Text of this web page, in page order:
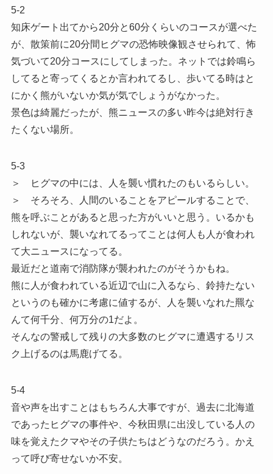
5-2
知床ゲート出てから20分と60分くらいのコースが選べた
が、散策前に20分間ヒグマの恐怖映像観させられて、怖
気づいて20分コースにしてしまった。ネットでは鈴鳴ら
してると寄ってくるとか言われてるし、歩いてる時はと
にかく熊がいないか気が気でしょうがなかった。
景色は綺麗だったが、熊ニュースの多い昨今は絶対行き
たくない場所。
5-3
＞ ヒグマの中には、人を襲い慣れたのもいるらしい。
＞ そろそろ、人間のいることをアピールすることで、
熊を呼ぶことがあると思った方がいいと思う。いるかも
しれないが、襲いなれてるってことは何人も人が食われ
て大ニュースになってる。
最近だと道南で消防隊が襲われたのがそうかもね。
熊に人が食われている近辺で山に入るなら、鈴持たない
というのも確かに考慮に値するが、人を襲いなれた羆な
んて何千分、何万分の1だよ。
そんなの警戒して残りの大多数のヒグマに遭遇するリス
ク上げるのは馬鹿げてる。
5-4
音や声を出すことはもちろん大事ですが、過去に北海道
であったヒグマの事件や、今秋田県に出没している人の
味を覚えたクマやその子供たちはどうなのだろう。かえ
って呼び寄せないか不安。